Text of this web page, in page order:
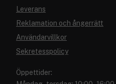
Leverans
Reklamation och ångerrätt
Användarvillkor
Sekretesspolicy
Öppettider: